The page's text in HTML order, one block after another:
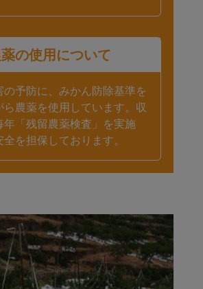
の使用について
の予防に、みかん防除基準を
ら農薬を使用しています。収
年「残留農薬検査」を実施
全を担保しております。